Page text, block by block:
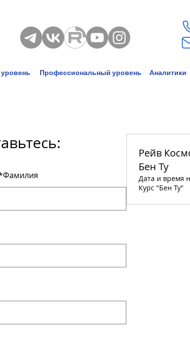
Профессиональный уровень Аналитики
Фамилия
Рейв
Бен Ту
Дата и время
Курс "Бен Ту"